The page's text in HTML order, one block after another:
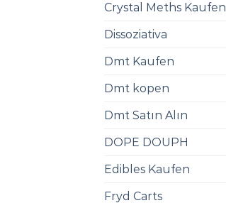
Crystal Meths Kaufen​
Dissoziativa
Dmt Kaufen​
Dmt kopen
Dmt Satın Alın
DOPE DOUPH
Edibles Kaufen
Fryd Carts